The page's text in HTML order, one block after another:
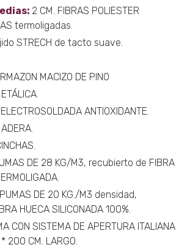
2 CM. FIBRAS POLIESTER
termoligadas.
STRECH de tacto suave.
MACIZO DE PINO
ANTIOXIDANTE.
DE 28 KG/M3, recubierto de FIBRA
DE 20 KG./M3 densidad,
HUECA SILICONADA 100%.
CON SISTEMA DE APERTURA ITALIANA
200 CM. LARGO.